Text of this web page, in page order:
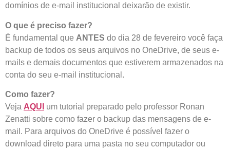
domínios de e-mail institucional deixarão de existir.
O que é preciso fazer?
É fundamental que ANTES do dia 28 de fevereiro você faça
backup de todos os seus arquivos no OneDrive, de seus e-
mails e demais documentos que estiverem armazenados na
conta do seu e-mail institucional.
Como fazer?
Veja AQUI um tutorial preparado pelo professor Ronan
Zenatti sobre como fazer o backup das mensagens de e-
mail. Para arquivos do OneDrive é possível fazer o
download direto para uma pasta no seu computador ou